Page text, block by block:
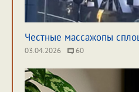
Честные массажопы
03.04.2026 60